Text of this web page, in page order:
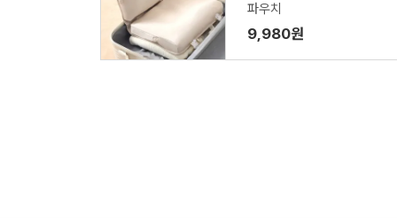
파우치
9,980원